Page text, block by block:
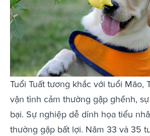
Tuổi Tuất tương khắc với tuổi Mão,
vận tình cảm thường gập ghềnh,
bại. Sự nghiệp dễ dính họa tiểu
thường gặp bất lợi. Năm 33 và 35